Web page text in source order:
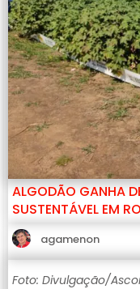
ALGODÃO GANHA
SUSTENTÁVEL EM
agamenon
Foto: Divulgação/